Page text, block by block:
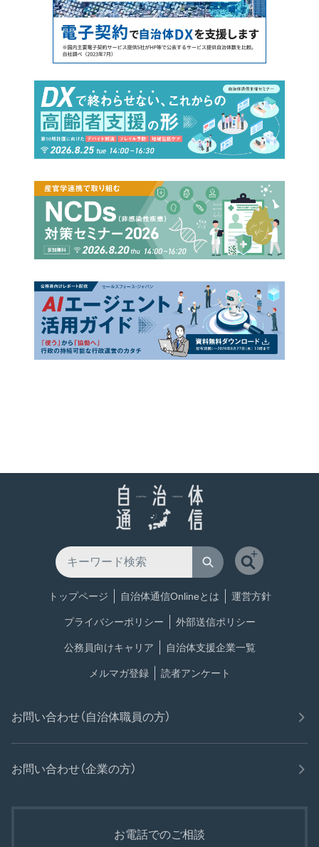
トップページ 自治体通信Onlineとは 運営方針
プライバシーポリシー 外部送信ポリシー
公務員向けキャリア 自治体支援企業一覧
メルマガ登録 読者アンケート
お問い合わせ（自治体職員の方）
お問い合わせ（企業の方）
お電話でのご相談